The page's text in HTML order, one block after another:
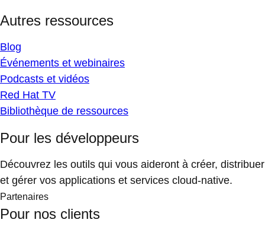
Autres ressources
Blog
Événements et webinaires
Podcasts et vidéos
Red Hat TV
Bibliothèque de ressources
Pour les développeurs
Découvrez les outils qui vous aideront à créer, distribuer
et gérer vos applications et services cloud-native.
Partenaires
Pour nos clients